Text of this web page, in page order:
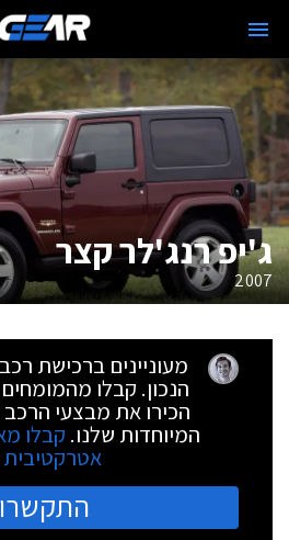
ג'יפ רנג'לר קצר
2007
מעוניינים ברכישת
הנכון. קבלו מהמומחים
הכירו את מבצעי הרכב
המיוחדות שלנו. קבלו
אטרקטיבית
התקשרו